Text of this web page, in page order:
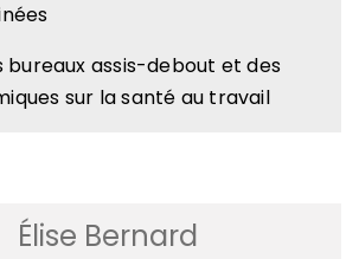
bureaux assis-debout et des
sur la santé au travail
Élise Bernard